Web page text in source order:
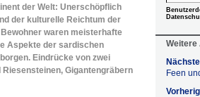
der Welt: Unerschöpflich
der kulturelle Reichtum der
waren meisterhafte
Aspekte der sardischen
Eindrücke von zwei
Gigantengräbern
Weitere
Feen